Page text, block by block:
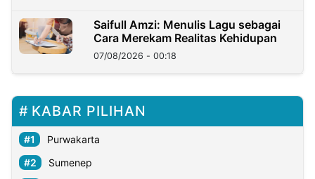
Saifull Amzi: Menulis Lagu sebagai
Cara Merekam Realitas Kehidupan
07/08/2026 - 00:18
KABAR PILIHAN
Purwakarta
Sumenep